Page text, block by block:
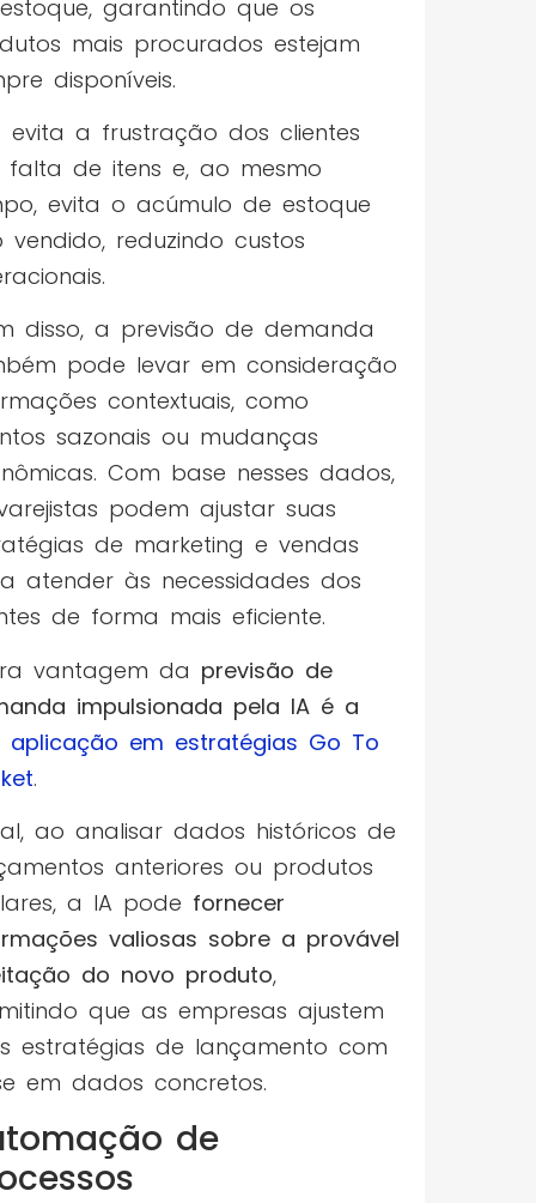
garantindo que os
mais procurados estejam
disponíveis.
evita a frustração dos clientes
falta de itens e, ao mesmo
evita o acúmulo de estoque
vendido, reduzindo custos
disso, a previsão de demanda
pode levar em consideração
contextuais, como
sazonais ou mudanças
Com base nesses dados,
podem ajustar suas
de marketing e vendas
atender às necessidades dos
de forma mais eficiente.
vantagem da previsão de
impulsionada pela IA é a
aplicação em estratégias Go To
.
ao analisar dados históricos de
anteriores ou produtos
a IA pode fornecer
valiosas sobre a provável
do novo produto,
que as empresas ajustem
estratégias de lançamento com
em dados concretos.
de